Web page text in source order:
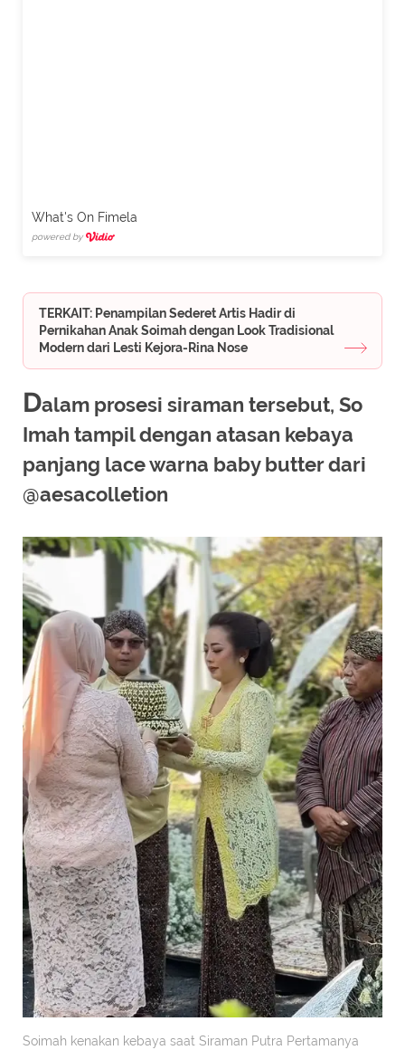
What's On Fimela
powered by
TERKAIT: Penampilan Sederet Artis Hadir di
Pernikahan Anak Soimah dengan Look Tradisional
Modern dari Lesti Kejora-Rina Nose
Dalam prosesi siraman tersebut, So
Imah tampil dengan atasan kebaya
panjang lace warna baby butter dari
@aesacolletion
Soimah kenakan kebaya saat Siraman Putra Pertamanya